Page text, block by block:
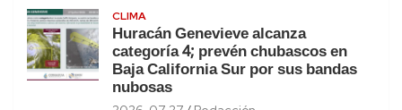
CLIMA
Huracán Genevieve alcanza
categoría 4; prevén chubascos en
Baja California Sur por sus bandas
nubosas